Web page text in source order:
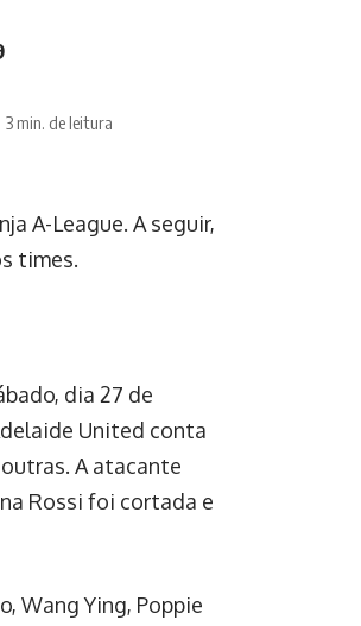
3 min. de leitura
A-League. A seguir,
times.
dia 27 de
United conta
A atacante
Rossi foi cortada e
Wang Ying, Poppie